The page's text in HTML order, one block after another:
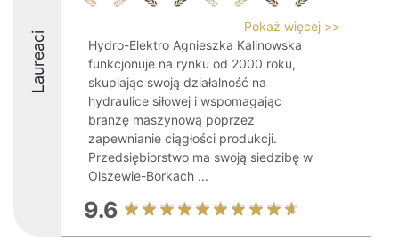
Laureaci
Pokaż więcej >>
Hydro-Elektro Agnieszka Kalinowska
funkcjonuje na rynku od 2000 roku,
skupiając swoją działalność na
hydraulice siłowej i wspomagając
branżę maszynową poprzez
zapewnianie ciągłości produkcji.
Przedsiębiorstwo ma swoją siedzibę w
Olszewie-Borkach ...
9.6